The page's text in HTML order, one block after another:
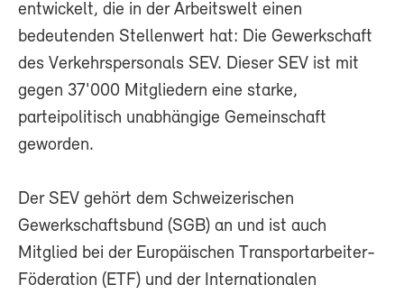
entwickelt, die in der Arbeitswelt einen
bedeutenden Stellenwert hat: Die Gewerkschaft
des Verkehrspersonals SEV. Dieser SEV ist mit
gegen 37'000 Mitgliedern eine starke,
parteipolitisch unabhängige Gemeinschaft
geworden.
Der SEV gehört dem Schweizerischen
Gewerkschaftsbund (SGB) an und ist auch
Mitglied bei der Europäischen Transportarbeiter-
Föderation (ETF) und der Internationalen